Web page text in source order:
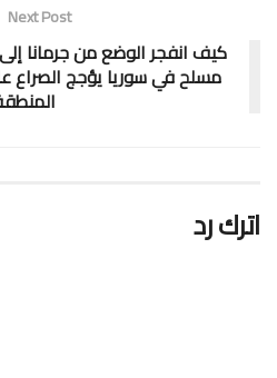
Next Post
كيف انفجر الوضع من جرمانا
مسلح في سوريا يؤجج الصراع
اترك رد